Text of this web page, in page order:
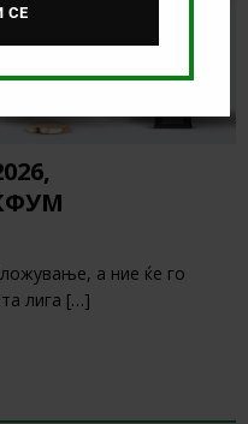
а ние ќе го
лига […]
СЕ